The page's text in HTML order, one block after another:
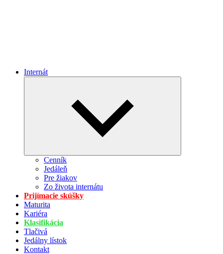
Internát
Cenník
Jedáleň
Pre žiakov
Zo života internátu
Prijímacie skúšky
Maturita
Kariéra
Klasifikácia
Tlačivá
Jedálny lístok
Kontakt